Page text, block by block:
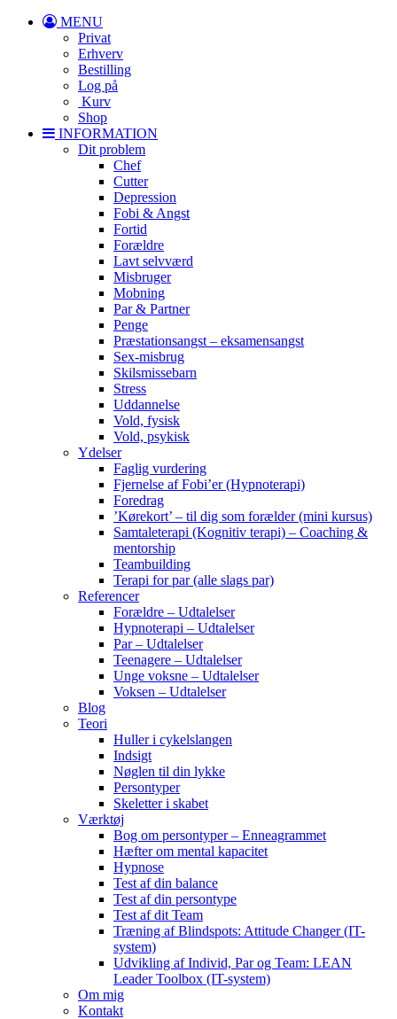
MENU
Privat
Erhverv
Bestilling
Log på
Kurv
Shop
INFORMATION
Dit problem
Chef
Cutter
Depression
Fobi & Angst
Fortid
Forældre
Lavt selvværd
Misbruger
Mobning
Par & Partner
Penge
Præstationsangst – eksamensangst
Sex-misbrug
Skilsmissebarn
Stress
Uddannelse
Vold, fysisk
Vold, psykisk
Ydelser
Faglig vurdering
Fjernelse af Fobi’er (Hypnoterapi)
Foredrag
’Kørekort’ – til dig som forælder (mini kursus)
Samtaleterapi (Kognitiv terapi) – Coaching &
mentorship
Teambuilding
Terapi for par (alle slags par)
Referencer
Forældre – Udtalelser
Hypnoterapi – Udtalelser
Par – Udtalelser
Teenagere – Udtalelser
Unge voksne – Udtalelser
Voksen – Udtalelser
Blog
Teori
Huller i cykelslangen
Indsigt
Nøglen til din lykke
Persontyper
Skeletter i skabet
Værktøj
Bog om persontyper – Enneagrammet
Hæfter om mental kapacitet
Hypnose
Test af din balance
Test af din persontype
Test af dit Team
Træning af Blindspots: Attitude Changer (IT-
system)
Udvikling af Individ, Par og Team: LEAN
Leader Toolbox (IT-system)
Om mig
Kontakt